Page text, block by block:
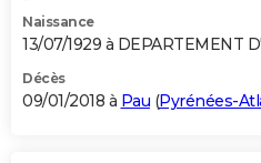
Naissance
13/07/1929 à DEPARTEMENT
Décès
09/01/2018 à Pau (Pyrénées-